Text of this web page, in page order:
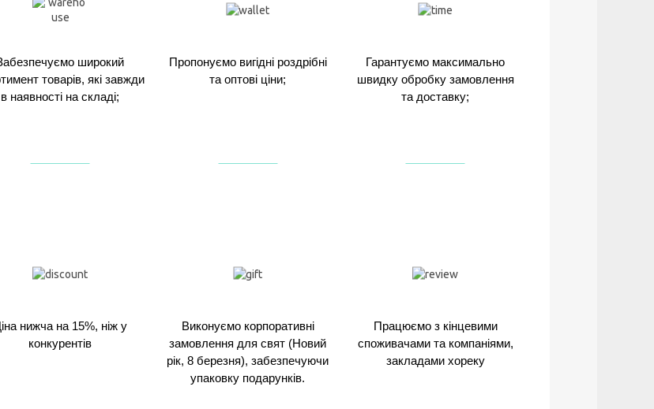
широкий
товарів, які завжди
в наявності на складі;
Пропонуємо вигідні роздрібні
та оптові ціни;
Гарантуємо максимально
швидку обробку замовлення
та доставку;
нижча на 15%, ніж у
конкурентів
Виконуємо корпоративні
замовлення для свят (Новий
рік, 8 березня), забезпечуючи
упаковку подарунків.
Працюємо з кінцевими
споживачами та компаніями,
закладами хореку